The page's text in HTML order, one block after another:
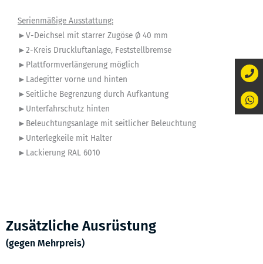
Serienmäßige Ausstattung:
►V-Deichsel mit starrer Zugöse Ø 40 mm
►2-Kreis Druckluftanlage, Feststellbremse
►Plattformverlängerung möglich
►Ladegitter vorne und hinten
►Seitliche Begrenzung durch Aufkantung
►Unterfahrschutz hinten
►Beleuchtungsanlage mit seitlicher Beleuchtung
►Unterlegkeile mit Halter
►Lackierung RAL 6010
Zusätzliche Ausrüstung
(gegen Mehrpreis)